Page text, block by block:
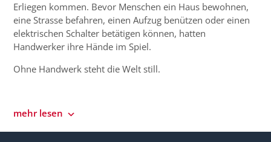
Erliegen kommen. Bevor Menschen ein Haus bewohnen,
eine Strasse befahren, einen Aufzug benützen oder einen
elektrischen Schalter betätigen können, hatten
Handwerker ihre Hände im Spiel.
Ohne Handwerk steht die Welt still.
mehr lesen